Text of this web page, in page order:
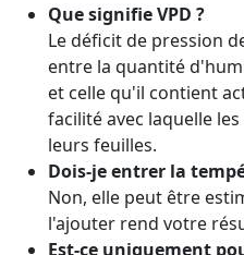
Que signifie VPD ?
Le déficit de pression
entre la quantité
et celle qu'il contient
facilité avec laquelle
leurs feuilles.
Dois-je entrer la
Non, elle peut être
l'ajouter rend votre
Est-ce uniquement